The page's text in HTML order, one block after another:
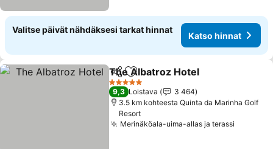
Valitse päivät nähdäksesi tarkat hinnat
Katso hinnat
Jaa Lisää suosikkeihin
The Albatroz Hotel
5 Tähtiluokitus
9,3 Loistava
3 464
3.5 km kohteesta Quinta da Marinha Golf
Resort
Merinäköala-uima-allas ja terassi